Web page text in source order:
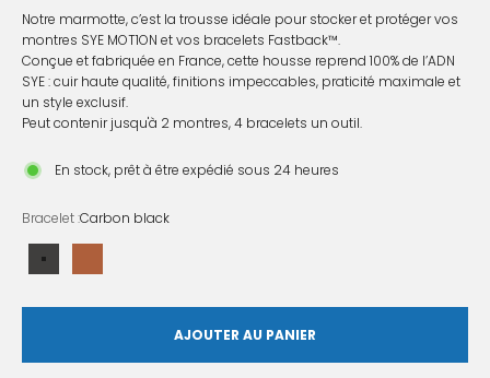
Notre marmotte, c’est la trousse idéale pour stocker et protéger vos
montres SYE MOT1ON et vos bracelets Fastback™.
Conçue et fabriquée en France, cette housse reprend 100% de l’ADN
SYE : cuir haute qualité, finitions impeccables, praticité maximale et
un style exclusif.
Peut contenir jusqu'à 2 montres, 4 bracelets un outil.
En stock, prêt à être expédié sous 24 heures
Bracelet :Carbon black
AJOUTER AU PANIER